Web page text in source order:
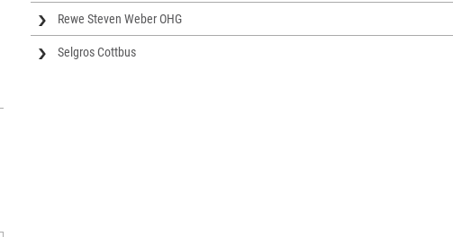
Rewe Steven Weber OHG
Selgros Cottbus